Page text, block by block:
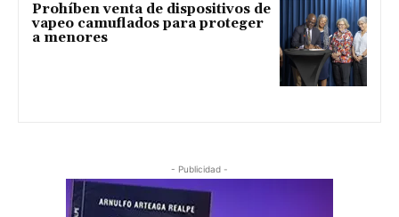
Prohíben venta de dispositivos de
vapeo camuflados para proteger
a menores
- Publicidad -